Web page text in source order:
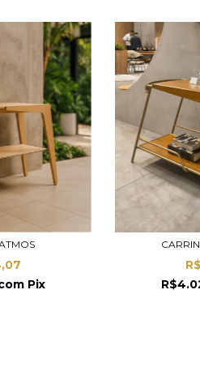
Pix